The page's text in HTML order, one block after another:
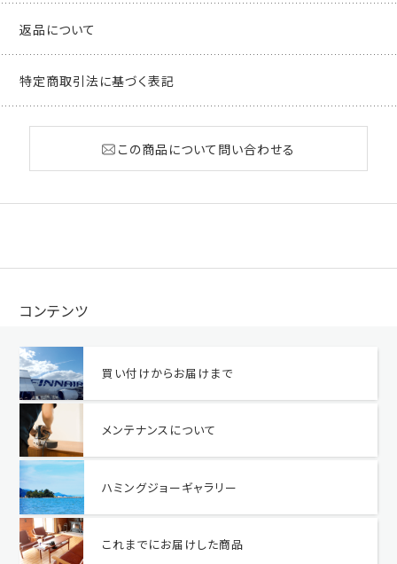
返品について
特定商取引法に基づく表記
この商品について問い合わせる
コンテンツ
買い付けからお届けまで
メンテナンスについて
ハミングジョーギャラリー
これまでにお届けした商品